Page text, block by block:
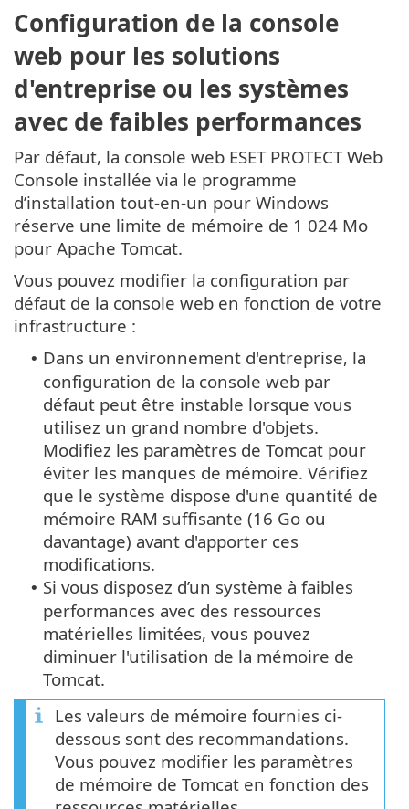
Configuration de la console
web pour les solutions
d'entreprise ou les systèmes
avec de faibles performances
Par défaut, la console web ESET PROTECT Web
Console installée via le programme
d’installation tout-en-un pour Windows
réserve une limite de mémoire de 1 024 Mo
pour Apache Tomcat.
Vous pouvez modifier la configuration par
défaut de la console web en fonction de votre
infrastructure :
• Dans un environnement d'entreprise, la
configuration de la console web par
défaut peut être instable lorsque vous
utilisez un grand nombre d'objets.
Modifiez les paramètres de Tomcat pour
éviter les manques de mémoire. Vérifiez
que le système dispose d'une quantité de
mémoire RAM suffisante (16 Go ou
davantage) avant d'apporter ces
modifications.
• Si vous disposez d’un système à faibles
performances avec des ressources
matérielles limitées, vous pouvez
diminuer l'utilisation de la mémoire de
Tomcat.
Les valeurs de mémoire fournies ci-
dessous sont des recommandations.
Vous pouvez modifier les paramètres
de mémoire de Tomcat en fonction des